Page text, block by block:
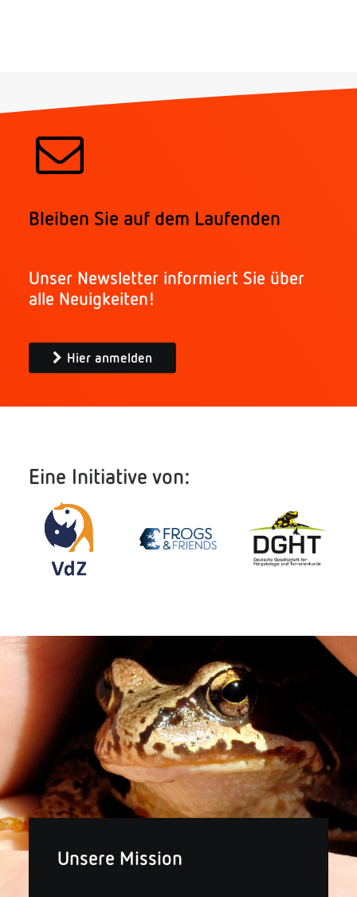
Bleiben Sie auf dem Laufenden
Unser Newsletter informiert Sie über
alle Neuigkeiten!
Hier anmelden
Eine Initiative von:
Unsere Mission